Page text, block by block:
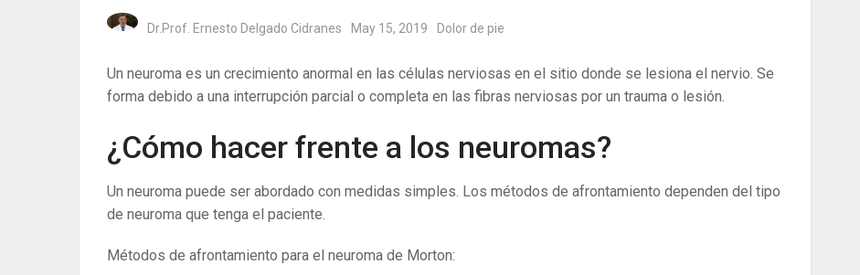
Dr.Prof. Ernesto Delgado Cidranes May 15, 2019 Dolor de pie
Un neuroma es un crecimiento anormal en las células nerviosas en el sitio donde se lesiona el nervio. Se
forma debido a una interrupción parcial o completa en las fibras nerviosas por un trauma o lesión.
¿Cómo hacer frente a los neuromas?
Un neuroma puede ser abordado con medidas simples. Los métodos de afrontamiento dependen del tipo
de neuroma que tenga el paciente.
Métodos de afrontamiento para el neuroma de Morton: